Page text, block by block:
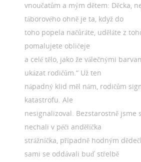
vnoučatům a mým dětem: Děcka,
táborového ohně je ta, když do
toho popela načůráte, uděláte z
pomalujete obličeje
a celé tělo, jako že válečnými
ukázat rodičům.“ Už ten
nápadný klid měl nám, rodičům
katastrofu. Ale
nesignalizoval. Bezstarostně jsme
nechali v péči andělíčka
strážníčka, případně hodným
sami se oddávali buď střelbě